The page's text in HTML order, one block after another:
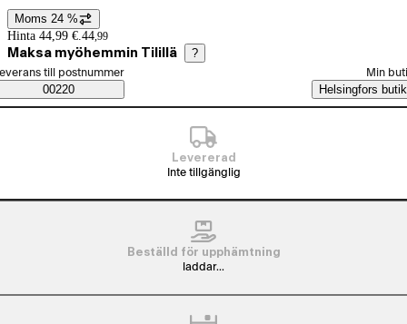
Prisinformation
Moms 24 %
Hinta 44,99 €. 44,99
Maksa myöhemmin Tilillä ?
Saatavuustiedot
beställningssätt
till postnummer
00220
Min
Helsingfors butik
Levererad
Inte tillgänglig
Beställd för upphämtning
laddar...